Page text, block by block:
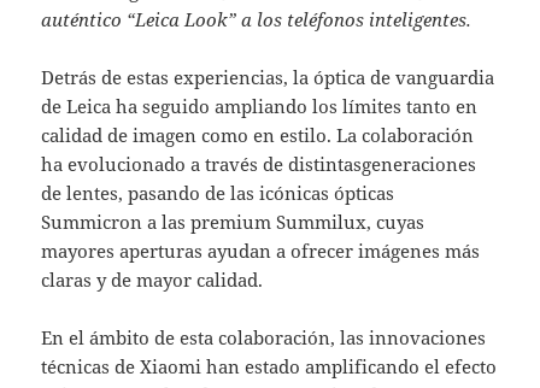
auténtico “Leica Look” a los teléfonos inteligentes.
Detrás de estas experiencias, la óptica de vanguardia
de Leica ha seguido ampliando los límites tanto en
calidad de imagen como en estilo. La colaboración
ha evolucionado a través de distintasgeneraciones
de lentes, pasando de las icónicas ópticas
Summicron a las premium Summilux, cuyas
mayores aperturas ayudan a ofrecer imágenes más
claras y de mayor calidad.
En el ámbito de esta colaboración, las innovaciones
técnicas de Xiaomi han estado amplificando el efecto